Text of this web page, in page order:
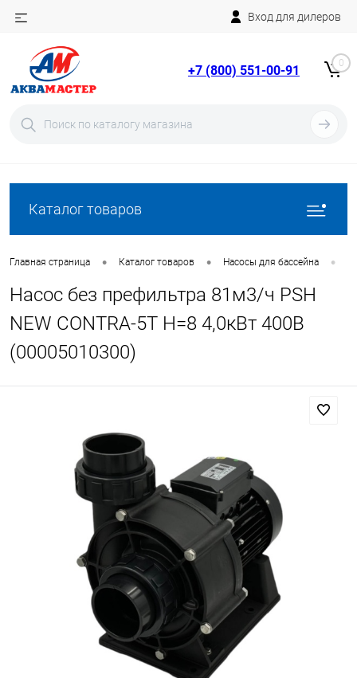
Вход для дилеров
+7 (800) 551-00-91 0
Каталог товаров
Главная страница • Каталог товаров • Насосы для бассейна •
Насос без префильтра 81м3/ч PSH
NEW CONTRA-5T Н=8 4,0кВт 400В
(00005010300)